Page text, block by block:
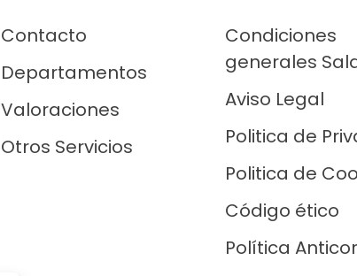
Contacto
Departamentos
Valoraciones
Otros Servicios
Condiciones
generales
Aviso Legal
Politica de
Politica de
Código ético
Política